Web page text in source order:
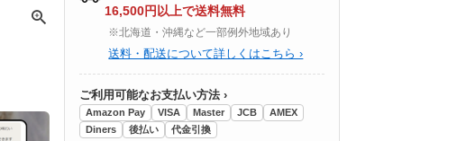
16,500円以上で送料無料
※北海道・沖縄など一部例外地域あり
送料・配送について詳しくはこちら ›
ご利用可能なお支払い方法 ›
Amazon Pay VISA Master JCB
AMEX
Diners
後払い 代金引換